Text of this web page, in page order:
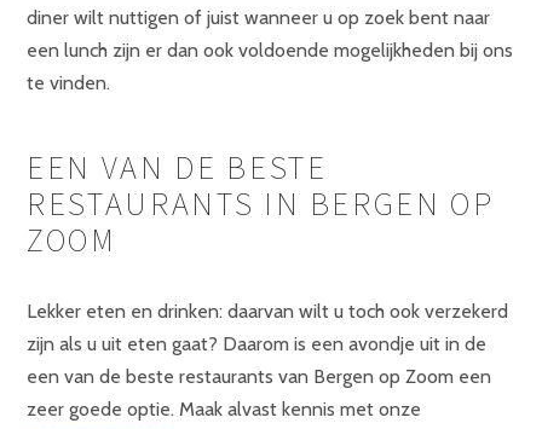
diner wilt nuttigen of juist wanneer u op zoek bent naar
een lunch zijn er dan ook voldoende mogelijkheden bij ons
te vinden.
EEN VAN DE BESTE
RESTAURANTS IN BERGEN OP
ZOOM
Lekker eten en drinken: daarvan wilt u toch ook verzekerd
zijn als u uit eten gaat? Daarom is een avondje uit in de
een van de beste restaurants van Bergen op Zoom een
zeer goede optie. Maak alvast kennis met onze